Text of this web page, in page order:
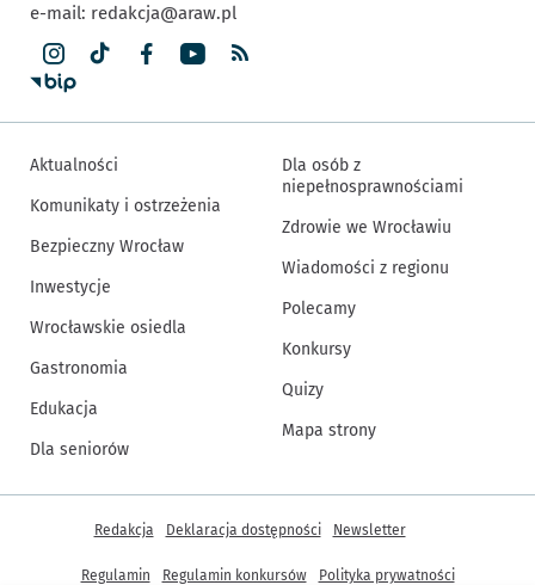
e-mail: redakcja@araw.pl
Aktualności
Komunikaty i ostrzeżenia
Bezpieczny Wrocław
Inwestycje
Wrocławskie osiedla
Gastronomia
Edukacja
Dla seniorów
Dla osób z
niepełnosprawnościami
Zdrowie we Wrocławiu
Wiadomości z regionu
Polecamy
Konkursy
Quizy
Mapa strony
Inne informacje
Redakcja Deklaracja dostępności Newsletter
Regulamin Regulamin konkursów Polityka prywatności